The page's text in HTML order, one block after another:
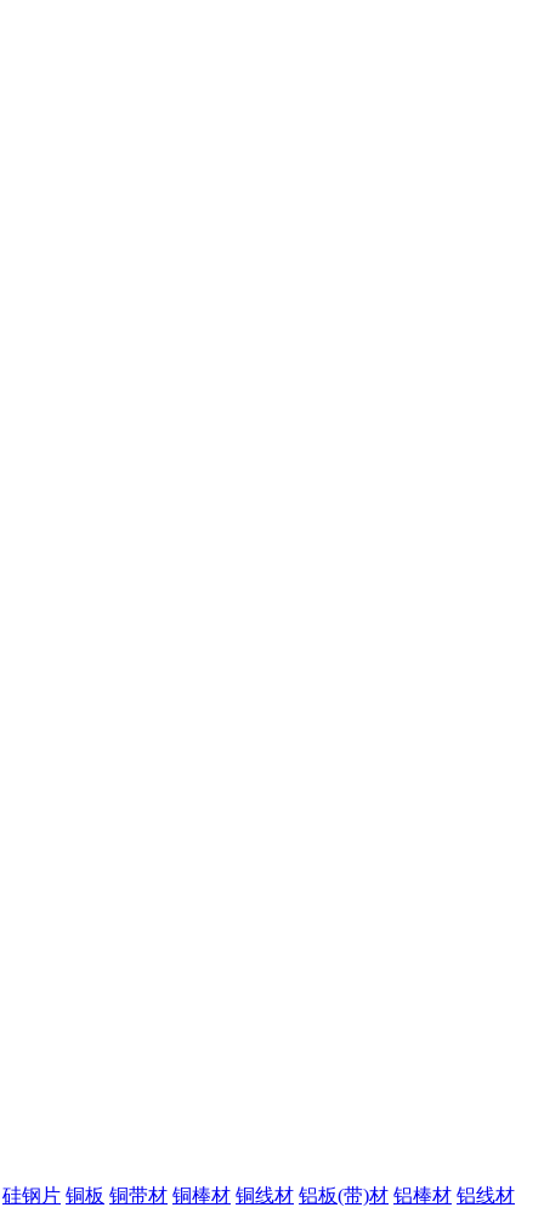
硅钢片 铜板 铜带材 铜棒材 铜线材 铝板(带)材 铝棒材 铝线材